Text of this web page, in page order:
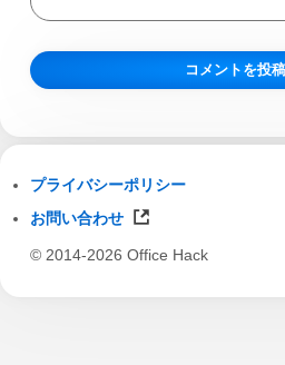
プライバシーポリシー
お問い合わせ
© 2014-2026 Office Hack